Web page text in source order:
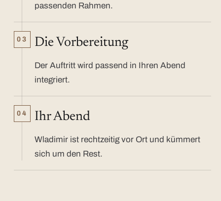
passenden Rahmen.
03 Die Vorbereitung
Der Auftritt wird passend in Ihren Abend
integriert.
04 Ihr Abend
Wladimir ist rechtzeitig vor Ort und kümmert
sich um den Rest.